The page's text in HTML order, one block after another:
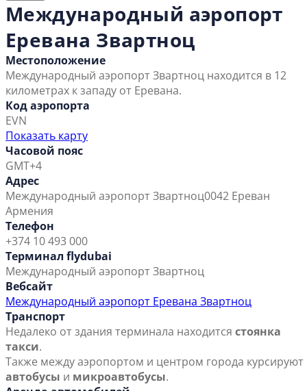
Международный аэропорт
Еревана Звартноц
Местоположение
Международный аэропорт Звартноц находится в 12
километрах к западу от Еревана.
Код аэропорта
EVN
Показать карту
Часовой пояс
GMT+4
Адрес
Международный аэропорт Звартноц0042 Ереван
Армения
Телефон
+374 10 493 000
Терминал flydubai
Международный аэропорт Звартноц
Вебсайт
Международный аэропорт Еревана Звартноц
Транспорт
Недалеко от здания терминала находится стоянка
такси.
Также между аэропортом и центром города курсируют
автобусы и микроавтобусы.